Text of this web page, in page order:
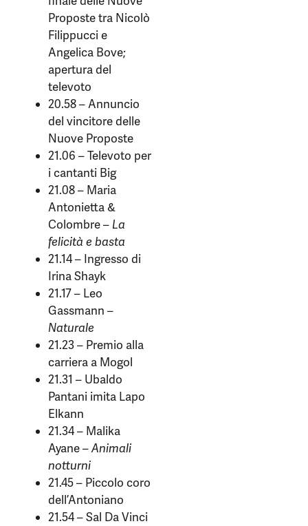
Proposte tra Nicolò
Filippucci e
Angelica Bove;
apertura del
televoto
20.58 – Annuncio
del vincitore delle
Nuove Proposte
21.06 – Televoto per
i cantanti Big
21.08 – Maria
Antonietta &
Colombre – La
felicità e basta
21.14 – Ingresso di
Irina Shayk
21.17 – Leo
Gassmann –
Naturale
21.23 – Premio alla
carriera a Mogol
21.31 – Ubaldo
Pantani imita Lapo
Elkann
21.34 – Malika
Ayane –Animali
notturni
21.45 – Piccolo coro
dell’Antoniano
21.54 – Sal Da Vinci